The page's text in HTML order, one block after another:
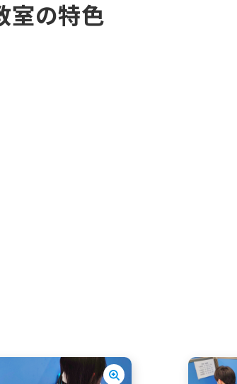
室の特色